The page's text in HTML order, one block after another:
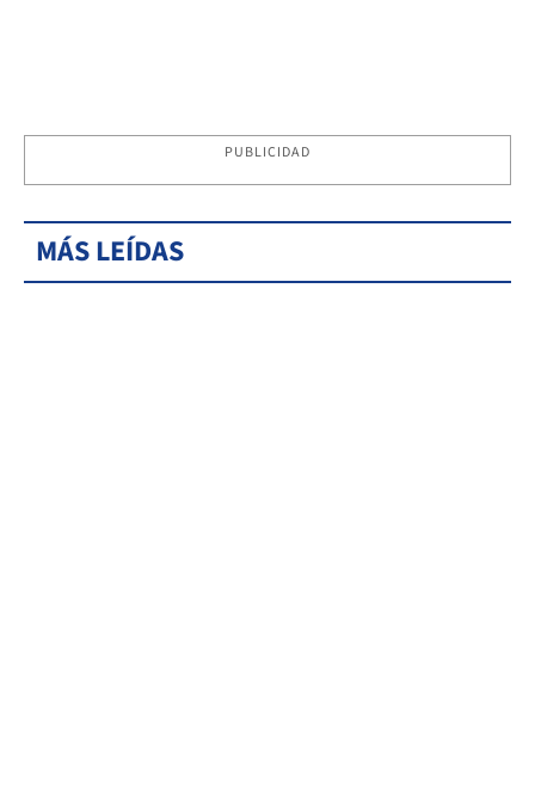
PUBLICIDAD
MÁS LEÍDAS